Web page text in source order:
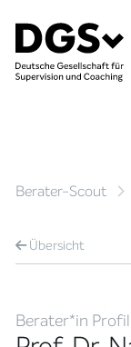
Berater-Scout
Übersicht
Berater*in Profil